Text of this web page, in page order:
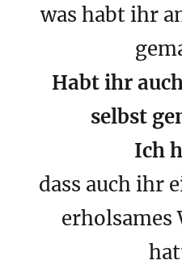
was habt ihr
Habt ihr
selbst
Ich
dass auch ihr
erholsames